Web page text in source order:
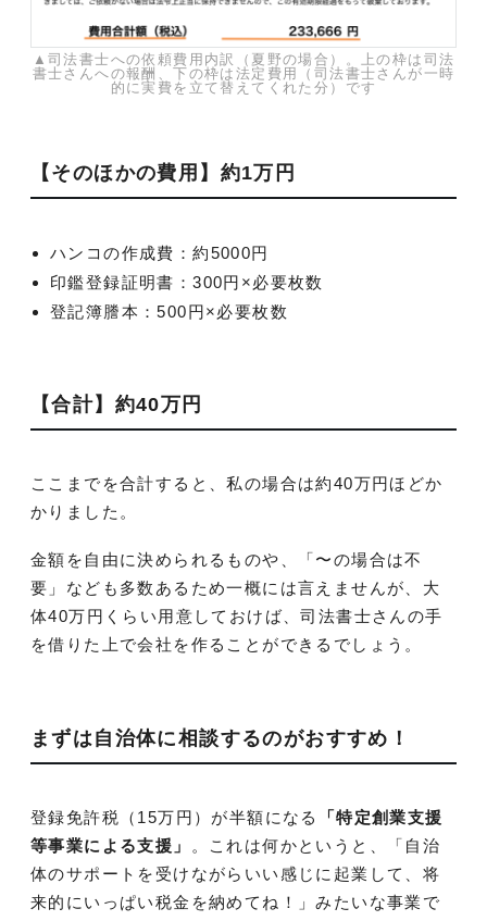
▲司法書士への依頼費用内訳（夏野の場合）。上の枠は司法
書士さんへの報酬、下の枠は法定費用（司法書士さんが一時
的に実費を立て替えてくれた分）です
【そのほかの費用】約1万円
ハンコの作成費：約5000円
印鑑登録証明書：300円×必要枚数
登記簿謄本：500円×必要枚数
【合計】約40万円
ここまでを合計すると、私の場合は約40万円ほどか
かりました。
金額を自由に決められるものや、「〜の場合は不
要」なども多数あるため一概には言えませんが、大
体40万円くらい用意しておけば、司法書士さんの手
を借りた上で会社を作ることができるでしょう。
まずは自治体に相談するのがおすすめ！
登録免許税（15万円）が半額になる
「特定創業支援
等事業による支援」
。これは何かというと、「自治
体のサポートを受けながらいい感じに起業して、将
来的にいっぱい税金を納めてね！」みたいな事業で